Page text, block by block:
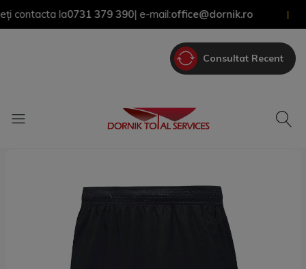
la0731 379 390| e-mail:office@dornik.ro
Consultat Recent